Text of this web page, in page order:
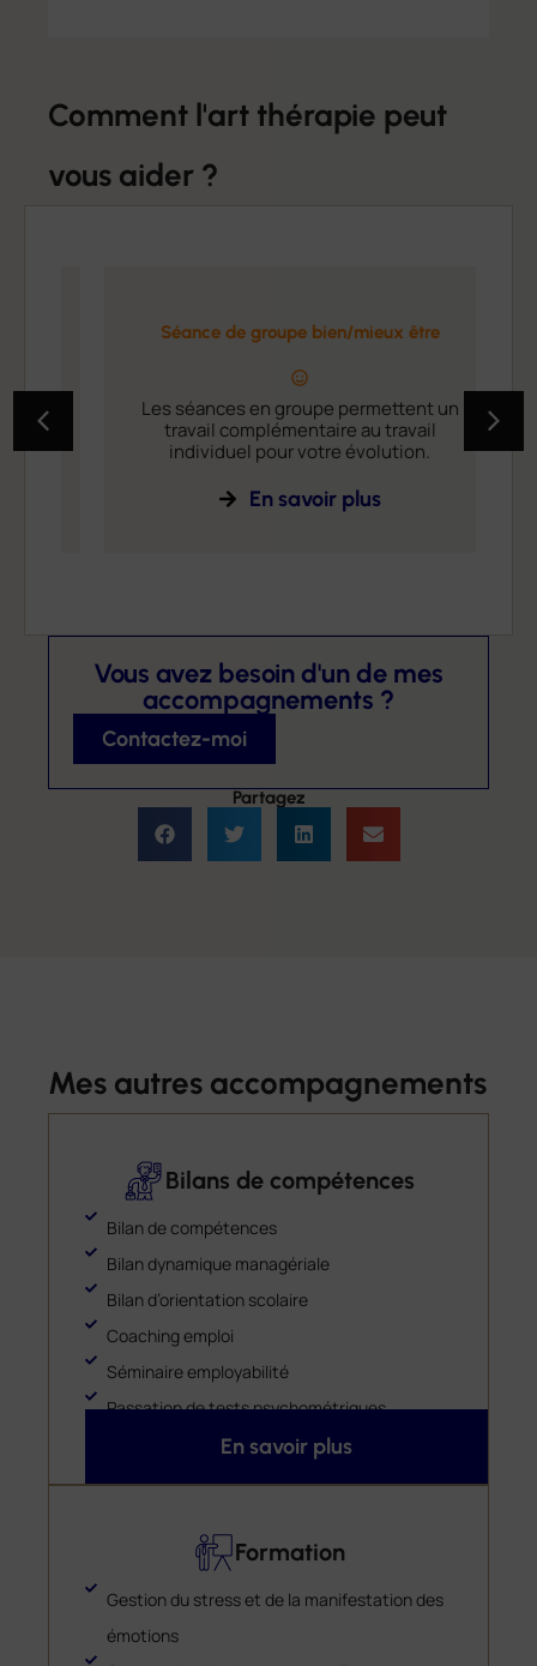
Comment l'art thérapie peut
vous aider ?
Séance de groupe bien/mieux être
Les séances en groupe permettent un
travail complémentaire au travail
individuel pour votre évolution.
En savoir plus
Vous avez besoin d'un de mes
accompagnements ?
Contactez-moi
Partagez
Mes autres accompagnements
Bilans de compétences
Bilan de compétences
Bilan dynamique managériale
Bilan d’orientation scolaire
Coaching emploi
Séminaire employabilité
Passation de tests psychométriques
En savoir plus
Formation
Gestion du stress et de la manifestation des
émotions